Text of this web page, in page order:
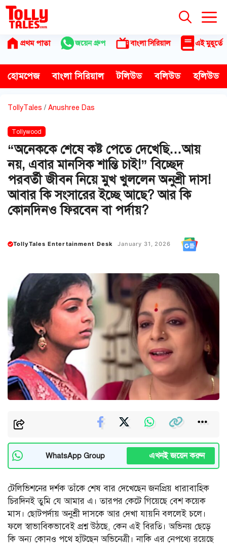
Skip
content
প্রথম পাতা জয়েন গ্রুপ বাংলা সিরিয়াল এই মুহূর্তে
হোমপেজ বাংলা সিরিয়াল টলিউড বলিউড হলিউড
TollyTales / Anushree Das
Tollywood
“অনেককে শেষে কষ্ট পেতে দেখেছি…আয়
নয়, এবার মানসিক শান্তি চাই!” বিচ্ছেদ
পরবর্তী জীবন নিয়ে মুখ খুললেন অনুশ্রী দাস!
আবার কি সংসারের ইচ্ছে আছে? আর কি
কোনদিনও ফিরবেন বা পর্দায়?
TollyTales Entertainment Desk January 31, 2026
WhatsApp Group এখনই জয়েন করুন
টেলিভিশনের দর্শক তাঁকে শেষ বার দেখেছেন জনপ্রিয় ধারাবাহিক
চিরদিনই তুমি যে আমার এ। তারপর কেটে গিয়েছে বেশ কয়েক
মাস। ছোটপর্দায় অনুশ্রী দাসকে আর দেখা যায়নি বললেই চলে।
ফলে স্বাভাবিকভাবেই প্রশ্ন উঠছে, কেন এই বিরতি। অভিনয় ছেড়ে
কি অন্য কোনও পথে হাঁটছেন অভিনেত্রী। নাকি এর নেপথ্যে রয়েছে